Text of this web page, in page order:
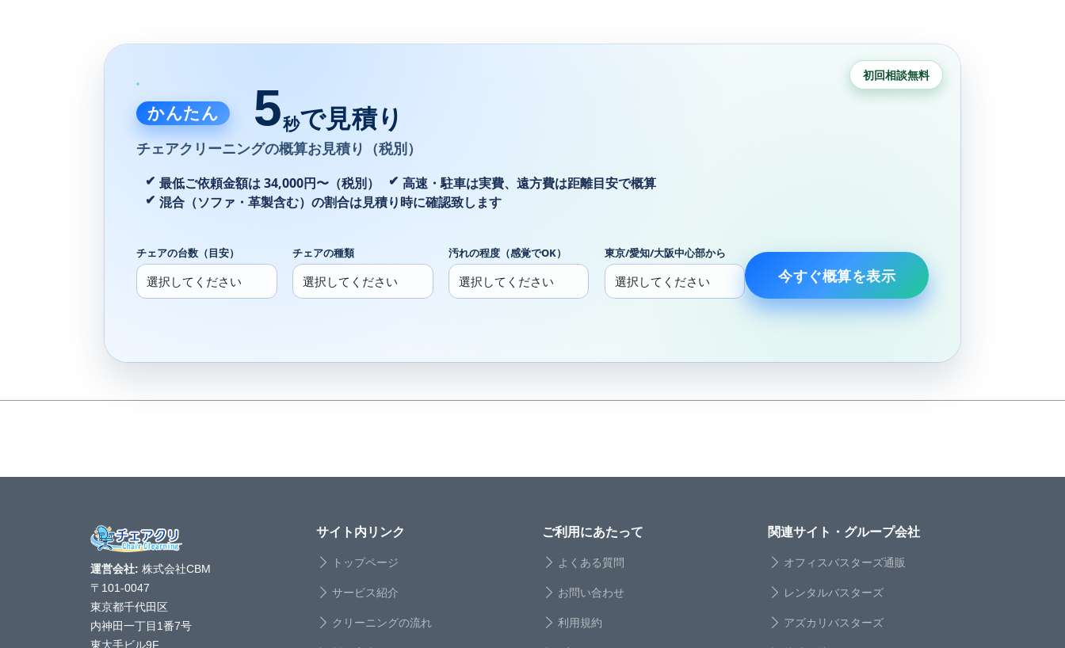
初回相談無料
かんたん 5秒で見積り
チェアクリーニングの概算お見積り（税別）
最低ご依頼金額は 34,000円〜（税別）
高速・駐車は実費、遠方費は距離目安で概算
混合（ソファ・革製含む）の割合は見積り時に確認致します
チェアの台数（目安） チェアの種類 汚れの程度（感覚でOK） 東京/愛知/大阪中心部から
今すぐ概算を表示
運営会社: 株式会社CBM
〒101-0047
東京都千代田区
内神田一丁目1番7号
東大手ビル9F
サイト内リンク
トップページ
サービス紹介
クリーニングの流れ
ご利用にあたって
よくある質問
お問い合わせ
利用規約
関連サイト・グループ会社
オフィスバスターズ通販
レンタルバスターズ
アズカリバスターズ